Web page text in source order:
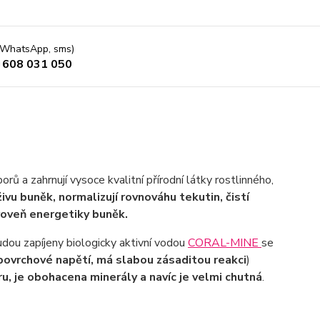
sms)
031 050
a zahrnují vysoce kvalitní přírodní látky rostlinného,
buněk, normalizují rovnováhu tekutin, čistí
energetiky buněk.
zapíjeny biologicky aktivní vodou CORAL-MINE se
napětí, má slabou zásaditou reakci)
je obohacena minerály a navíc je velmi chutná.